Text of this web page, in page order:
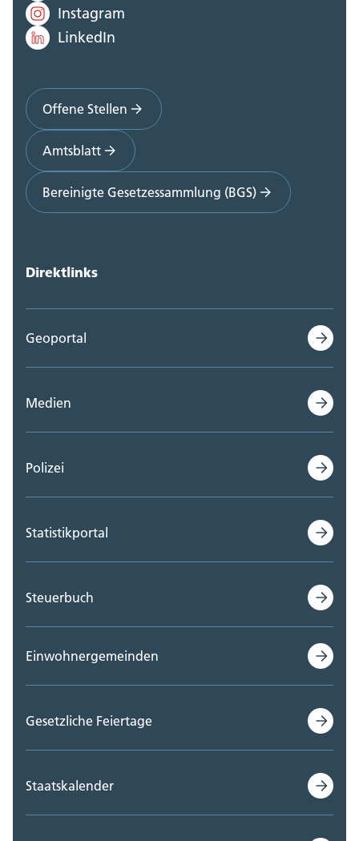
Instagram
LinkedIn
Offene Stellen
Amtsblatt
Bereinigte Gesetzessammlung (BGS)
Direktlinks
Geoportal
Medien
Polizei
Statistikportal
Steuerbuch
Einwohnergemeinden
Gesetzliche Feiertage
Staatskalender